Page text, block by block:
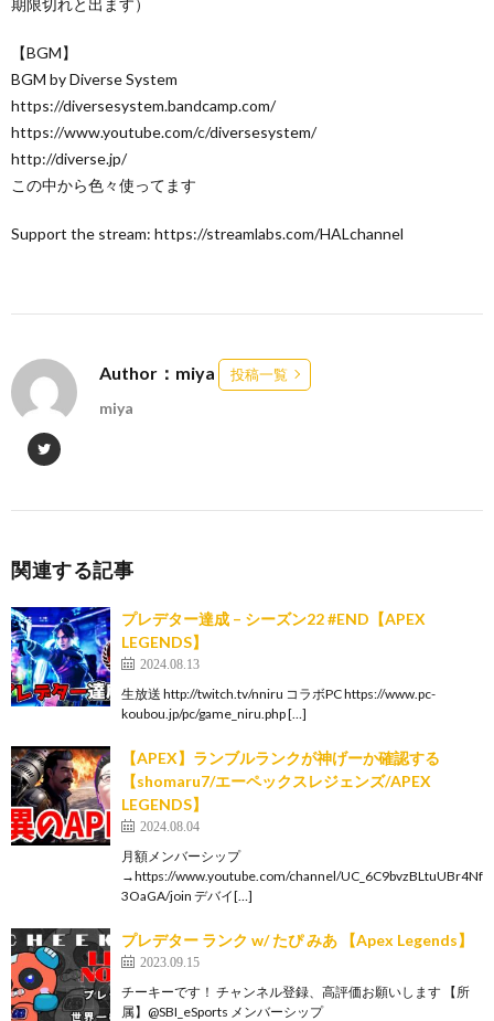
【BGM】
BGM by Diverse System
https://diversesystem.bandcamp.com/
https://www.youtube.com/c/diversesystem/
http://diverse.jp/
この中から色々使ってます
Support the stream: https://streamlabs.com/HALchannel
Author：miya 投稿一覧
miya
関連する記事
プレデター達成 – シーズン22 #END【APEX
LEGENDS】
2024.08.13
生放送 http://twitch.tv/nniru コラボPC https://www.pc-
koubou.jp/pc/game_niru.php […]
【APEX】ランブルランクが神げーか確認する
【shomaru7/エーペックスレジェンズ/APEX
LEGENDS】
2024.08.04
月額メンバーシップ
→https://www.youtube.com/channel/UC_6C9bvzBLtuUBr4Nf
3OaGA/join デバイ[…]
プレデター ランク w/ たぴ みあ 【Apex Legends】
2023.09.15
チーキーです！ チャンネル登録、高評価お願いします 【所
属】@SBI_eSports メンバーシップ